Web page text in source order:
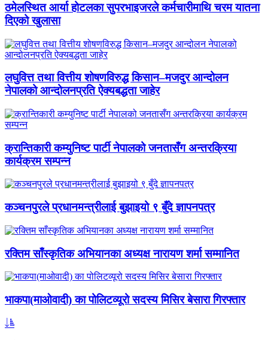
ठमेलस्थित आर्या होटलका सुपरभाइजरले कर्मचारीमाथि चरम यातना
दिएको खुलासा
लघुवित्त तथा वित्तीय शोषणविरुद्ध किसान–मजदुर आन्दोलन
नेपालको आन्दोलनप्रति ऐक्यबद्धता जाहेर
क्रान्तिकारी कम्युनिष्ट पार्टी नेपालको जनतासँग अन्तरक्रिया
कार्यक्रम सम्पन्न
कञ्चनपुरले प्रधानमन्त्रीलाई बुझाइयो ९ बुँदे ज्ञापनपत्र
रक्तिम साँस्कृतिक अभियानका अध्यक्ष नारायण शर्मा सम्मानित
भाकपा(माओवादी) का पोलिटव्यूरो सदस्य मिसिर बेसारा गिरफ्तार